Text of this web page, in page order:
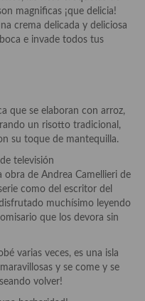
cocineros, críticos,
magnificas ¡que delicia!
crema delicada y deliciosa
e invade todos tus
que se elaboran con arroz,
un risotto tradicional,
su toque de mantequilla.
televisión
obra de Andrea Camellieri de
como del escritor del
muchísimo leyendo
que los devora sin
varias veces, es una isla
y se come y se
volver!